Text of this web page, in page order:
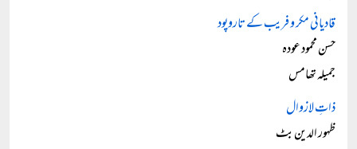
قادیانی مکر و فریب کے تاروپود
حسن محمود عودہ
جمیلہ تھامس
ذاتِ لازوال
ظہور الدین بٹ